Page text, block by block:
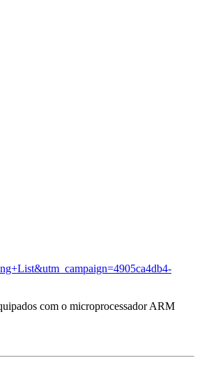
com o microprocessador ARM